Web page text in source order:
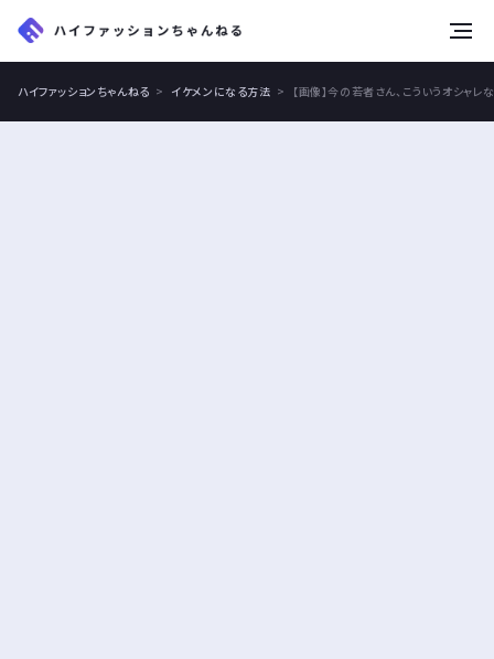
ハイファッションちゃんねる イケメンになる方法 【画像】今の若者さん、こういうオシャ